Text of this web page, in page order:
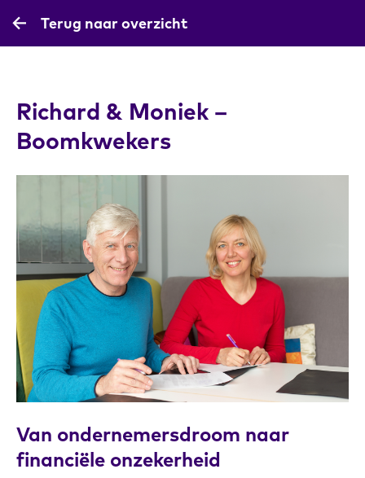
Terug naar overzicht
Richard & Moniek –
Boomkwekers
Van ondernemersdroom naar
financiële onzekerheid